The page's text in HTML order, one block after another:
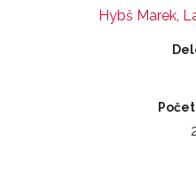
Hybš Marek,